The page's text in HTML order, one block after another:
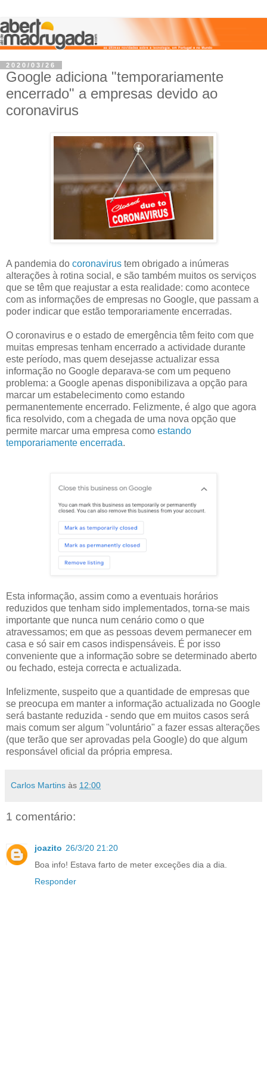
2020/03/26
Google adiciona "temporariamente
encerrado" a empresas devido ao
coronavirus
A pandemia do coronavirus tem obrigado a inúmeras
alterações à rotina social, e são também muitos os serviços
que se têm que reajustar a esta realidade: como acontece
com as informações de empresas no Google, que passam a
poder indicar que estão temporariamente encerradas.
O coronavirus e o estado de emergência têm feito com que
muitas empresas tenham encerrado a actividade durante
este período, mas quem desejasse actualizar essa
informação no Google deparava-se com um pequeno
problema: a Google apenas disponibilizava a opção para
marcar um estabelecimento como estando
permanentemente encerrado. Felizmente, é algo que agora
fica resolvido, com a chegada de uma nova opção que
permite marcar uma empresa como estando
temporariamente encerrada.
Esta informação, assim como a eventuais horários
reduzidos que tenham sido implementados, torna-se mais
importante que nunca num cenário como o que
atravessamos; em que as pessoas devem permanecer em
casa e só sair em casos indispensáveis. É por isso
conveniente que a informação sobre se determinado aberto
ou fechado, esteja correcta e actualizada.
Infelizmente, suspeito que a quantidade de empresas que
se preocupa em manter a informação actualizada no Google
será bastante reduzida - sendo que em muitos casos será
mais comum ser algum "voluntário" a fazer essas alterações
(que terão que ser aprovadas pela Google) do que algum
responsável oficial da própria empresa.
Carlos Martins às 12:00
1 comentário:
joazito 26/3/20 21:20
Boa info! Estava farto de meter exceções dia a dia.
Responder